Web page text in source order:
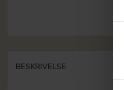
BESKRIVELSE